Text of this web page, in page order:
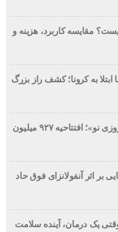
مقایسه کاربرد، هزینه و
به کرونا؛ کشف راز بزرگ
رکوردشکنی تاریخی «مرد عنکبوتی: روزی نو»؛ افتتاحیه ۹۲۷ میلیون
بر اثر آنفولانزای فوق حاد
یک درمان، آینده سلامت